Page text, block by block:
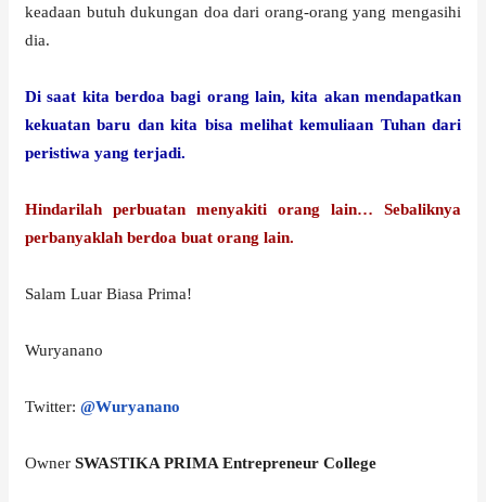
keadaan butuh dukungan doa dari orang-orang yang mengasihi
dia.
Di saat kita berdoa bagi orang lain, kita akan mendapatkan
kekuatan baru dan kita bisa melihat kemuliaan Tuhan dari
peristiwa yang terjadi.
Hindarilah perbuatan menyakiti orang lain… Sebaliknya
perbanyaklah berdoa buat orang lain.
Salam Luar Biasa Prima!
Wuryanano
Twitter:@Wuryanano
OwnerSWASTIKA PRIMA Entrepreneur College